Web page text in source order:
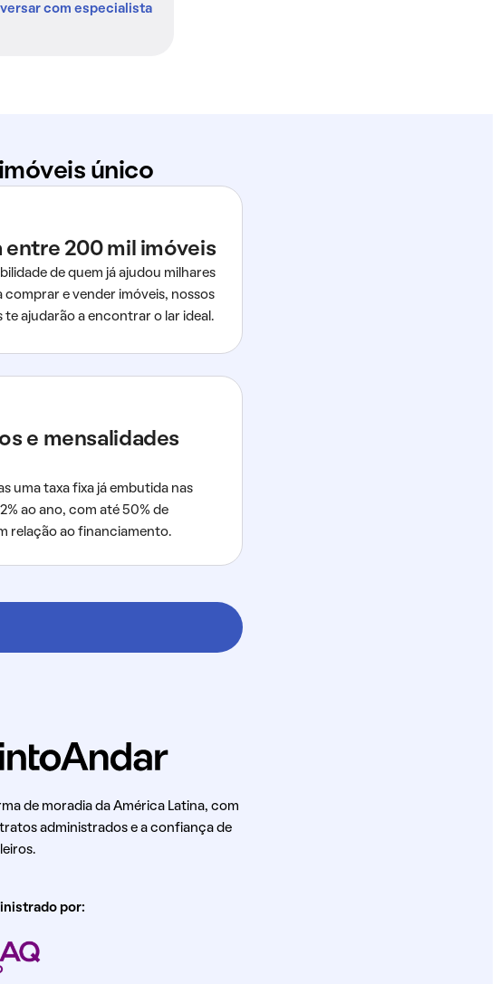
com especialista
único
entre 200 mil imóveis
de quem já ajudou milhares
comprar e vender imóveis, nossos
te ajudarão a encontrar o lar ideal.
e mensalidades
uma taxa fixa já embutida nas
ao ano, com até 50% de
relação ao financiamento.
de moradia da América Latina, com
administrados e a confiança de
por: